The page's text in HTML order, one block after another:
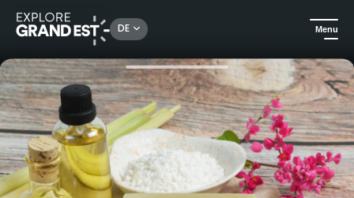
DE Menu
Sehenswertes in der Region Grand Est Herstellung von handgefertigten Kerzen und Tatakizome in Saint-Avold